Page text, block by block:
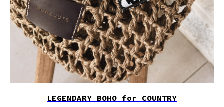
LEGENDARY BOHO for COUNTRY